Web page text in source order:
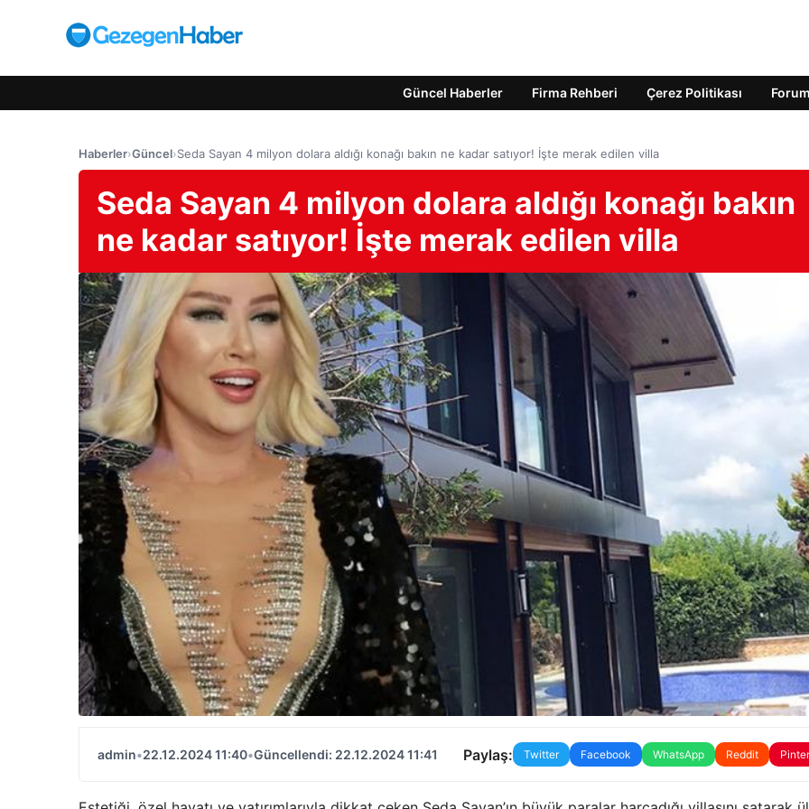
Güncel Haberler Firma Rehberi Çerez Politikası Forum
Haberler›Güncel›Seda Sayan 4 milyon dolara aldığı konağı bakın ne kadar satıyor! İşte merak edilen villa
Seda Sayan 4 milyon dolara aldığı konağı bakın
ne kadar satıyor! İşte merak edilen villa
admin•22.12.2024 11:40•Güncellendi: 22.12.2024 11:41 Paylaş: Twitter Facebook WhatsApp Reddit